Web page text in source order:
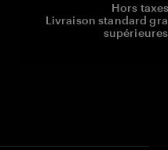
Hors
Livraison standard